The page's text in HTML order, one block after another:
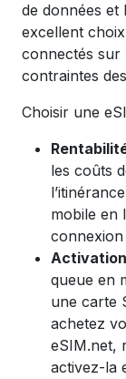
de données et
excellent
connectés sur
contraintes
Choisir une
les coûts
mobile en
queue en
une carte
achetez
eSIM.net,
activez-la